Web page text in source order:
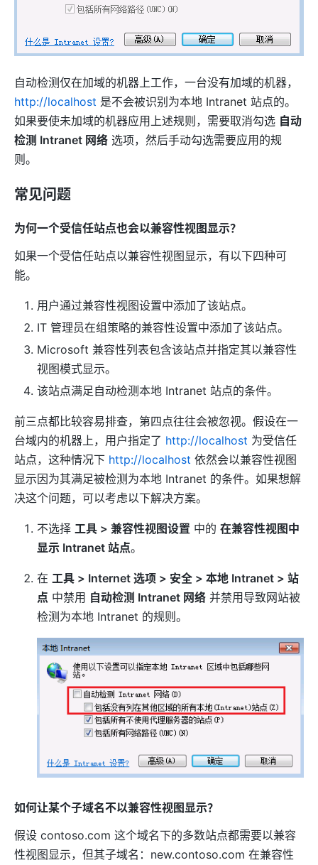
自动检测仅在加域的机器上工作，一台没有加域的机器，
http://localhost 是不会被识别为本地 Intranet 站点的。
如果要使未加域的机器应用上述规则，需要取消勾选 自动
检测 Intranet 网络 选项，然后手动勾选需要应用的规
则。
常见问题
为何一个受信任站点也会以兼容性视图显示？
如果一个受信任站点以兼容性视图显示，有以下四种可
能。
用户通过兼容性视图设置中添加了该站点。
IT 管理员在组策略的兼容性设置中添加了该站点。
Microsoft 兼容性列表包含该站点并指定其以兼容性
视图模式显示。
该站点满足自动检测本地 Intranet 站点的条件。
前三点都比较容易排查，第四点往往会被忽视。假设在一
台域内的机器上，用户指定了 http://localhost 为受信任
站点，这种情况下 http://localhost 依然会以兼容性视图
显示因为其满足被检测为本地 Intranet 的条件。如果想解
决这个问题，可以考虑以下解决方案。
不选择 工具 > 兼容性视图设置 中的 在兼容性视图中
显示 Intranet 站点。
在 工具 > Internet 选项 > 安全 > 本地 Intranet > 站
点 中禁用 自动检测 Intranet 网络 并禁用导致网站被
检测为本地 Intranet 的规则。
如何让某个子域名不以兼容性视图显示？
假设 contoso.com 这个域名下的多数站点都需要以兼容
性视图显示，但其子域名：new.contoso.com 在兼容性